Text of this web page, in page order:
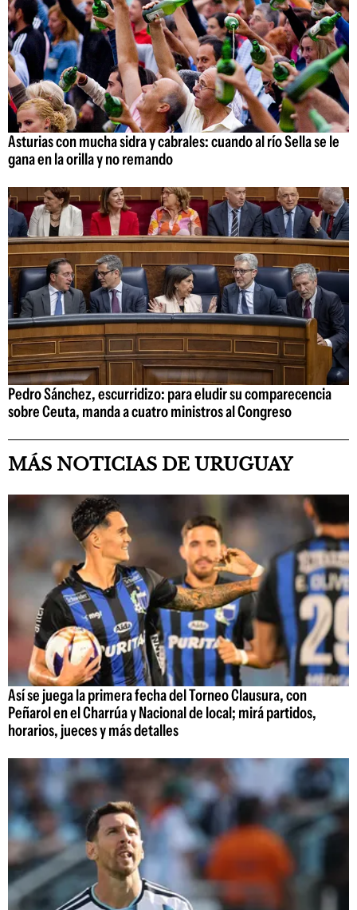
Asturias con mucha sidra y cabrales: cuando al río Sella se le
gana en la orilla y no remando
Pedro Sánchez, escurridizo: para eludir su comparecencia
sobre Ceuta, manda a cuatro ministros al Congreso
MÁS NOTICIAS DE URUGUAY
Así se juega la primera fecha del Torneo Clausura, con
Peñarol en el Charrúa y Nacional de local; mirá partidos,
horarios, jueces y más detalles